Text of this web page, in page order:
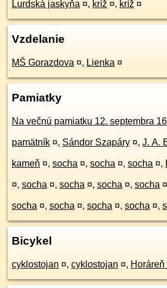
Lurdská jaskyňa ¤, kríž ¤, kríž ¤
Vzdelanie
MŠ Gorazdova ¤, Lienka ¤
Pamiatky
Na večnú pamiatku 12. septembra
pamätník ¤, Sándor Szapáry ¤, J. A.
kameň ¤, socha ¤, socha ¤, socha ¤,
¤, socha ¤, socha ¤, socha ¤, socha ¤
socha ¤, socha ¤, socha ¤, socha ¤,
Bicykel
cyklostojan ¤, cyklostojan ¤,